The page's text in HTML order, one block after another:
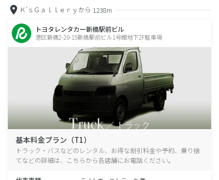
Ｋ’ｓＧａｌｌｅｒｙから 1238m
トヨタレンタカー新橋駅前ビル
港区新橋2-20-15新橋駅前ビル1号館地下2F駐車場
基本料金プラン（T1）
トラック・バスなどのレンタル、お得な割引料金や予約、乗り捨
てなどの詳細は、こちらから各店舗にお電話ください。